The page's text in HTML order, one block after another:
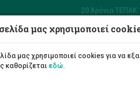
20 Χρόνια ΤΕΠΑΚ
Συστημάτων
και
Φοιτητές/
μας χρησιμοποιεί
μας χρησιμοποιεί cookies για να
καθορίζεται εδώ.